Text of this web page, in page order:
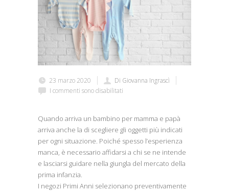
23 marzo 2020
Di Giovanna Ingrascì
I commenti sono disabilitati
Quando arriva un bambino per mamma e papà
arriva anche la di scegliere gli oggetti più indicati
per ogni situazione. Poiché spesso l’esperienza
manca, è necessario affidarsi a chi se ne intende
e lasciarsi guidare nella giungla del mercato della
prima infanzia.
I negozi Primi Anni selezionano preventivamente